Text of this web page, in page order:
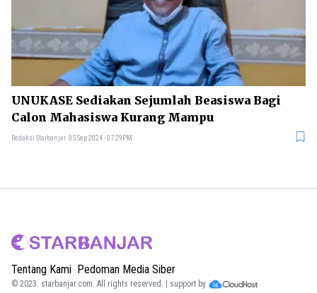
UNUKASE Sediakan Sejumlah Beasiswa Bagi
Calon Mahasiswa Kurang Mampu
Redaksi Starbanjar 05 Sep 2024 - 07:29PM
Tentang Kami Pedoman Media Siber
© 2023. starbanjar.com. All rights reserved. | support by